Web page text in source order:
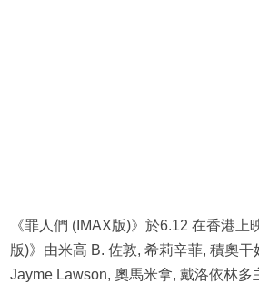
《罪人們 (IMAX版)》於6.12 在香港上
版)》由米高 B. 佐敦, 希莉辛菲, 積奧干
Jayme Lawson, 奧馬米拿, 戴洛依林多